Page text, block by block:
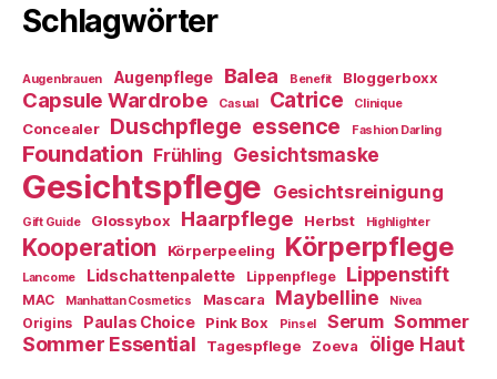
Schlagwörter
Augenbrauen Augenpflege Balea Benefit Bloggerboxx
Capsule Wardrobe Casual Catrice Clinique
Concealer Duschpflege essence Fashion Darling
Foundation Frühling Gesichtsmaske
Gesichtspflege Gesichtsreinigung
Gift Guide Glossybox Haarpflege Herbst Highlighter
Kooperation Körperpeeling Körperpflege
Lancome Lidschattenpalette Lippenpflege Lippenstift
MAC Manhattan Cosmetics Mascara Maybelline Nivea
Origins Paulas Choice Pink Box Pinsel Serum Sommer
Sommer Essential Tagespflege Zoeva ölige Haut